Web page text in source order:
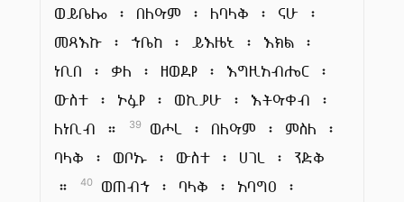
ወይቤሎ ፡ በለዓም ፡ ለባላቅ ፡ ናሁ ፡
መጻእኩ ፡ ኀቤከ ፡ ይእዜኒ ፡ እክል ፡
ነቢበ ፡ ቃለ ፡ ዘወደየ ፡ እግዚአብሔር ፡
ውስተ ፡ ኦፉየ ፡ ወኪያሁ ፡ እትዓቀብ ፡
ለነቢብ ።
39
ወሖረ ፡ በለዓም ፡ ምስለ ፡
ባላቅ ፡ ወቦኡ ፡ ውስተ ፡ ሀገረ ፡ ንድቅ
።
40
ወጠብኀ ፡ ባላቅ ፡ አባግዐ ፡